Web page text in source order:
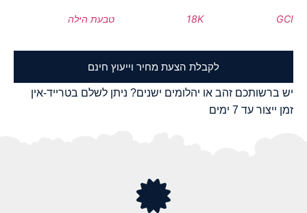
GCI
18K טבעת הילה
לקבלת הצעת מחיר וייעוץ חינם
יש ברשותכם זהב או יהלומים ישנים? ניתן לשלם בטרייד-אין
זמן ייצור עד 7 ימים